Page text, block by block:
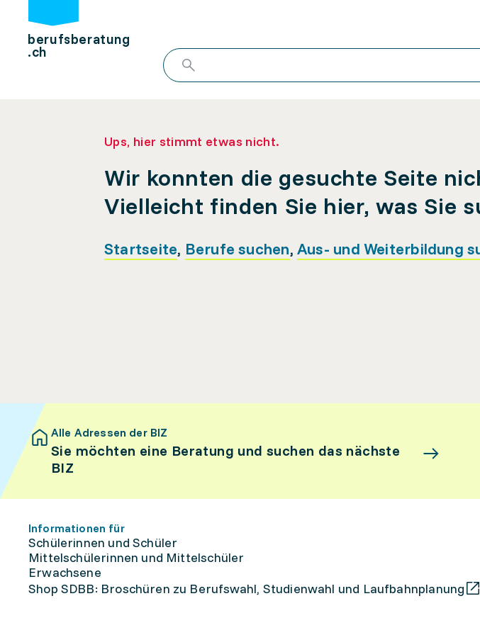
berufsberatung
.ch
Ups, hier stimmt etwas nicht.
Wir konnten die gesuchte Seite
Vielleicht finden Sie hier, was Sie
Startseite, Berufe suchen, Aus- und Weiterbildung
Alle Adressen der BIZ
Sie möchten eine Beratung und suchen das nächste
BIZ
Informationen für
Schülerinnen und Schüler
Mittelschülerinnen und Mittelschüler
Erwachsene
Shop SDBB: Broschüren zu Berufswahl, Studienwahl und Laufbahnplanung